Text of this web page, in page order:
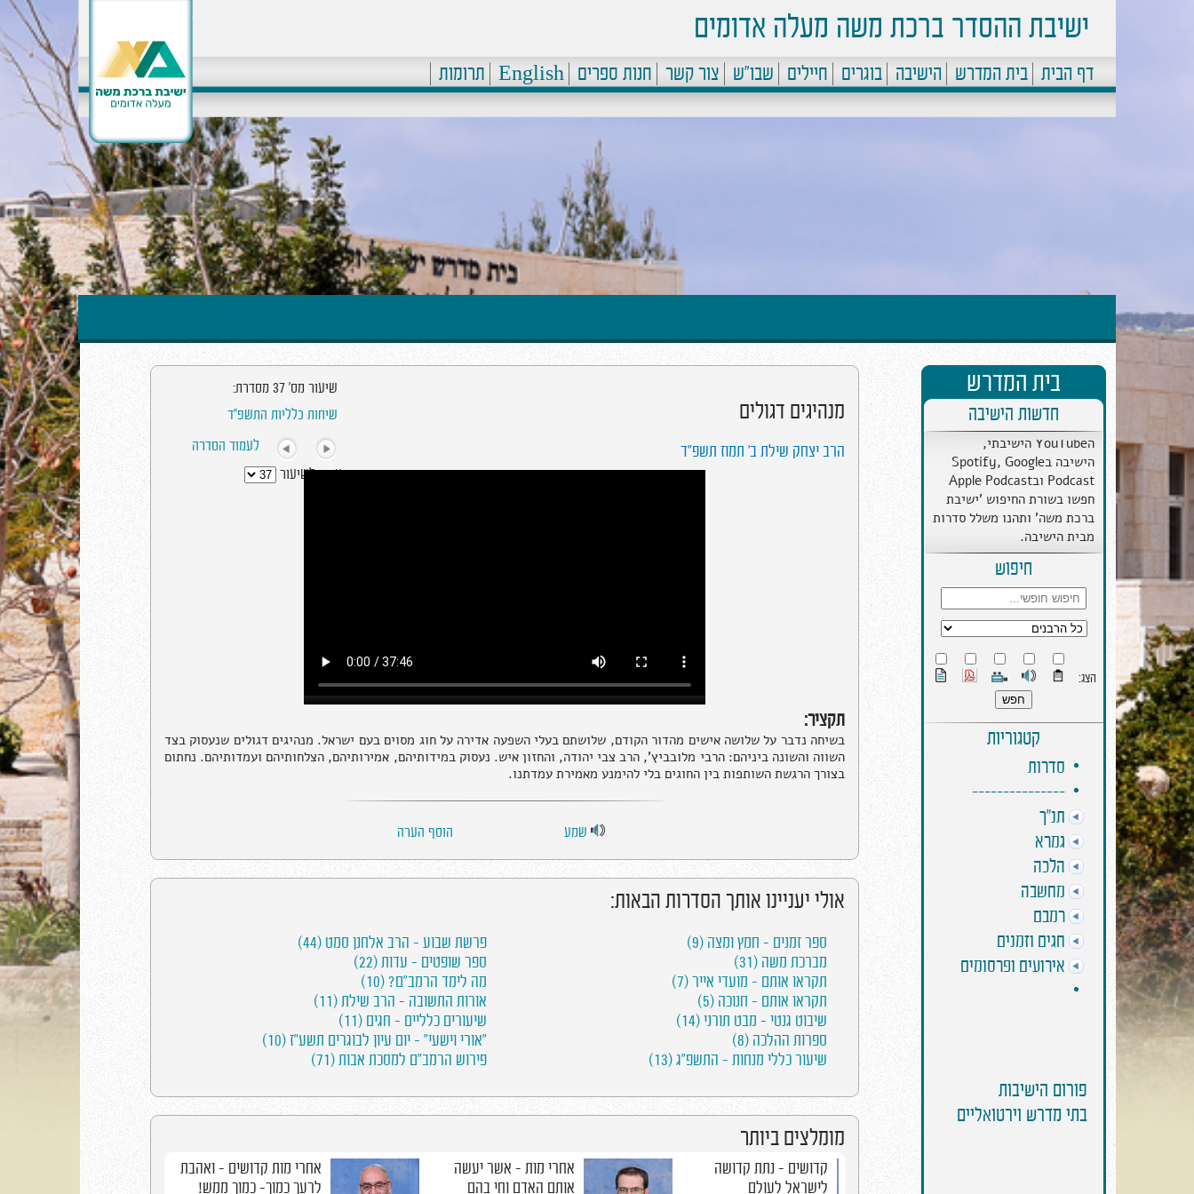
ישיבת ההסדר ברכת משה מעלה אדומים
דף הבית בית המדרש הישיבה בוגרים חיילים שבו"ש צור קשר חנות ספרים English תרומות
בית המדרש
חדשות הישיבה
ב''ה הישיבה התרחבה
לפלטפורמות נוספות - ערוץ
הYouTube הישיבתי,
הישיבה בSpotify, Google
Podcast ובApple Podcast
חפשו בשורת החיפוש 'ישיבת
ברכת משה' ותהנו משלל סדרות
מבית הישיבה.
חיפוש
הצג:
קטגוריות
סדרות
---------------
תנ"ך
גמרא
הלכה
מחשבה
רמבם
חגים וזמנים
אירועים ופרסומים
פורום הישיבות
בתי מדרש וירטואליים
שיעור מס' 37 מסדרת:
שיחות כלליות התשפ"ד
לעמוד הסדרה
עבור לשיעור
מנהיגים דגולים
הרב יצחק שילת ב' תמוז תשפ"ד
תקציר:
בשיחה נדבר על שלושה אישים מהדור הקודם, שלושתם בעלי השפעה אדירה על חוג מסוים בעם ישראל. מנהיגים דגולים שנעסוק בצד
השווה והשונה ביניהם: הרבי מלובביץ', הרב צבי יהודה, והחזון איש. נעסוק במידותיהם, אמירותיהם, הצלחותיהם ועמדותיהם. נחתום
בצורך הרגשת השותפות בין החוגים בלי להימנע מאמירת עמדתנו.
שמע הוסף הערה
אולי יעניינו אותך הסדרות הבאות:
ספר זמנים - חמץ ומצה (9)
מברכת משה (31)
תקראו אותם - מועדי אייר (7)
תקראו אותם - חנוכה (5)
שיבוט גנטי - מבט תורני (14)
ספרות ההלכה (8)
שיעור כללי מנחות - התשפ"ג (13)
פרשת שבוע - הרב אלחנן סמט (44)
ספר שופטים - עדות (22)
מה לימד הרמב"ם? (10)
אורות התשובה - הרב שילת (11)
שיעורים כלליים - חגים (11)
"אורי וישעי" - יום עיון לבוגרים תשע"ז (10)
פירוש הרמב"ם למסכת אבות (71)
מומלצים ביותר
אותם האדם וחי
קדושים - נתת קדושה
לישראל לעולם
אחרי מות - הבעיה
שבהרגל
קדושים - רכילות
ותוצאותיה ושעטנז בחיבורי